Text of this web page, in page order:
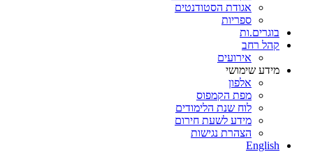
אגודת הסטודנטים
ספריות
בוגרים.ות
קהל רחב
אירועים
מידע שימושי
אלפון
מפת הקמפוס
לוח שנת הלימודים
מידע לשעת חירום
הצהרת נגישות
English